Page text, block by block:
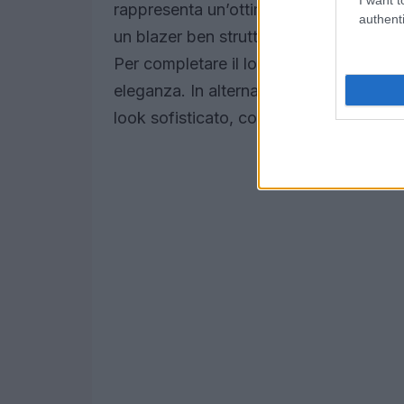
rappresenta un’ottima scelta. Un paio
un blazer ben strutturato e a una
Per completare il look, un paio di
eleganza. In alternativa, optare per
look sofisticato, come evidenziato